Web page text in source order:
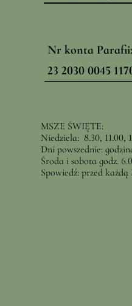
Nr konta Parafii:
23 2030 0045
MSZE ŚWIĘTE:
Niedziela: 8.30, 11.00,
Dni powszednie:
Środa i sobota godz.
Spowiedź: przed każdą